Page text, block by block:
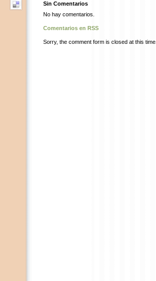
Sin Comentarios
No hay comentarios.
Comentarios en RSS
Sorry, the comment form is closed at this time.